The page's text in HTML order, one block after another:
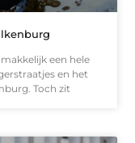
een hele
en het
Toch zit